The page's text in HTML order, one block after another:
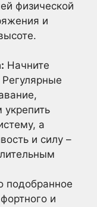
физической
и
Начните
Регулярные
укрепить
а
и силу –
подобранное
и